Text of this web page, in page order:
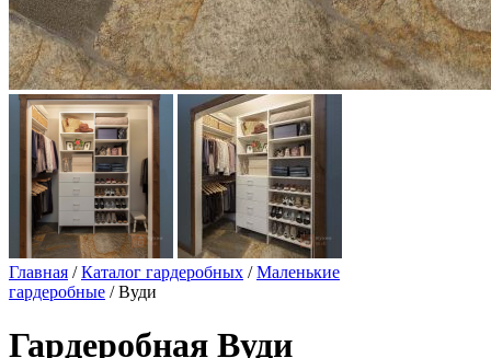
Главная /Каталог гардеробных /Маленькие
гардеробные / Вуди
Гардеробная Вуди